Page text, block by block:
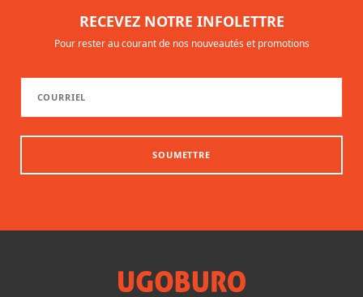
RECEVEZ NOTRE INFOLETTRE
Pour rester au courant de nos nouveautés et promotions
SOUMETTRE